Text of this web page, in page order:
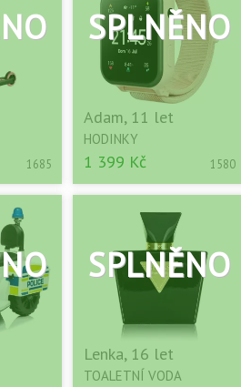
1685
Adam, 11 let
HODINKY
1 399 Kč 1580
Lenka, 16 let
TOALETNÍ VODA